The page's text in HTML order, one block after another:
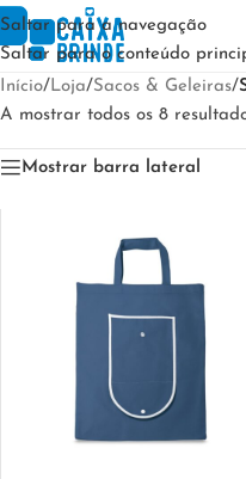
Saltar para a navegação
Saltar para o conteúdo
Início/Loja/Sacos & Geleiras/
A mostrar todos os 8
Mostrar barra lateral